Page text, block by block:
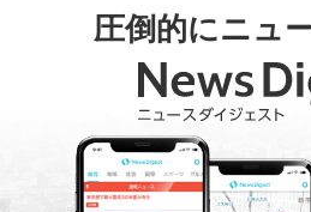
圧倒的にニュ